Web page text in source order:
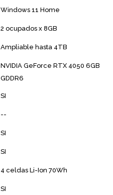
Windows 11 Home
2 ocupados x 8GB
Ampliable hasta 4TB
NVIDIA GeForce RTX 4050 6GB
GDDR6
SI
--
SI
SI
4 celdas Li-Ion 70Wh
SI